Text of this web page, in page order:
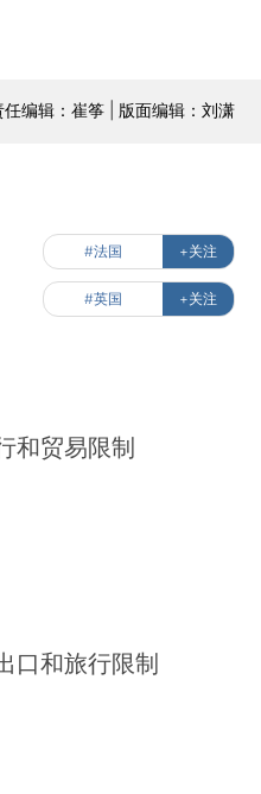
任编辑：崔筝 | 版面编辑：刘潇
#法国 +关注
#英国 +关注
和贸易限制
口和旅行限制